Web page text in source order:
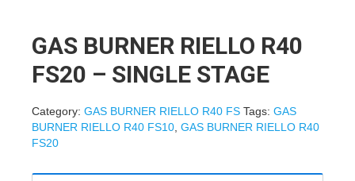
GAS BURNER RIELLO R40
FS20 – SINGLE STAGE
Category: GAS BURNER RIELLO R40 FS Tags: GAS
BURNER RIELLO R40 FS10 GAS BURNER RIELLO R40
FS20